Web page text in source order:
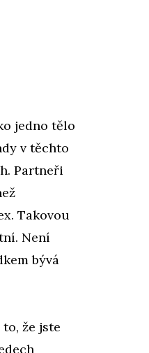
jedno tělo
v těchto
Partneři
Takovou
Není
bývá
že jste